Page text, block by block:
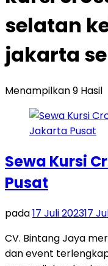
selatan
jakarta
Menampilkan 9 Hasil
Sewa Kursi
Pusat
pada17 Juli 202317
CV. Bintang Jaya
dan event